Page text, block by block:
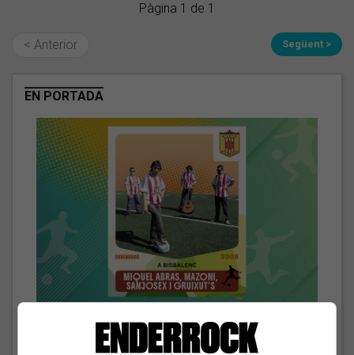
Pàgina 1 de 1
< Anterior Següent >
EN PORTADA
Les veus dels himnes del futbol